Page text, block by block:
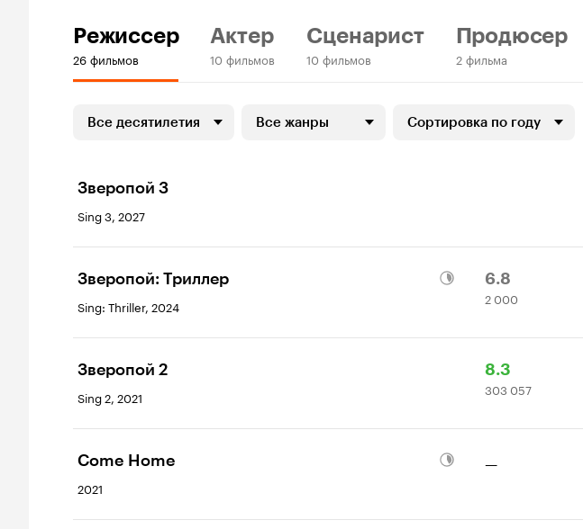
Режиссер
26 фильмов
Актер
10 фильмов
Сценарист
10 фильмов
Продюсер
2 фильма
Все десятилетия Все жанры Сортировка по году
Зверопой 3
Sing 3, 2027
Зверопой: Триллер
Sing: Thriller, 2024
Рейтинг
Кинопоиска
6.8
2
000
2 000
Зверопой 2
Sing 2, 2021
Рейтинг
Кинопоиска
8.3
303
057
303 057
Come Home
2021
—